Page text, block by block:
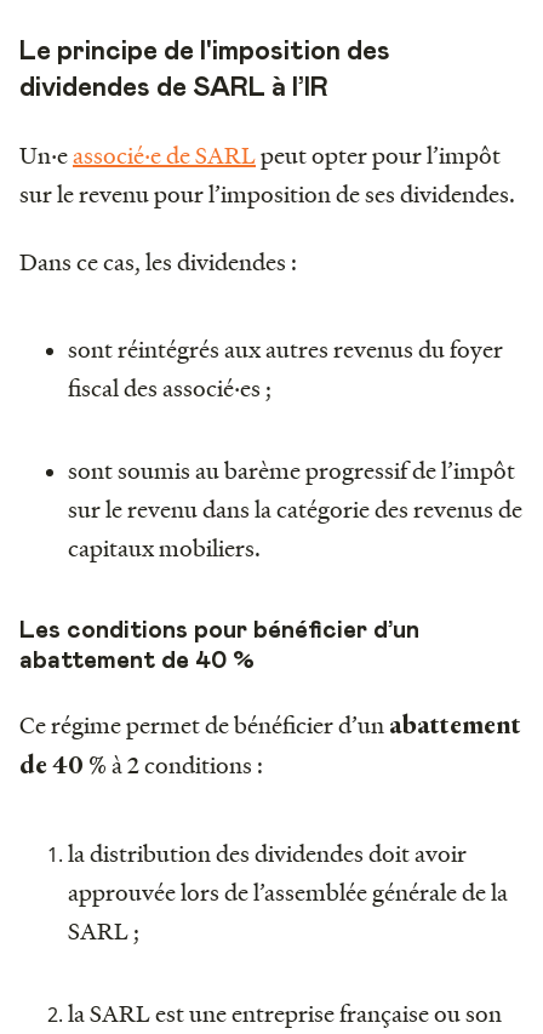
Le principe de l'imposition des
dividendes de SARL à l’IR
Un‧eassocié‧e de SARLpeut opter pour l’impôt
sur le revenu pour l’imposition de ses dividendes.
Dans ce cas, les dividendes :
sont réintégrés aux autres revenus du foyer
fiscal des associé‧es ;
sont soumis au barème progressif de l’impôt
sur le revenu dans la catégorie des revenus de
capitaux mobiliers.
Les conditions pour bénéficier d’un
abattement de 40 %
Ce régime permet de bénéficier d’un abattement
de 40 % à 2 conditions :
la distribution des dividendes doit avoir
approuvée lors de l’assemblée générale de la
SARL ;
la SARL est une entreprise française ou son